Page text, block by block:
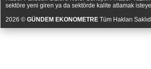
sektöre yeni giren ya da sektörde kalite atlamak
2026 © GÜNDEM EKONOMETRE Tüm Hakları